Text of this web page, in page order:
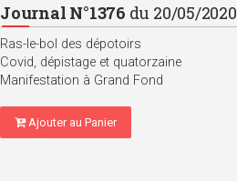
Journal N°1376 du 20/05/2020
Ras-le-bol des dépotoirs
Covid, dépistage et quatorzaine
Manifestation à Grand Fond
Ajouter au Panier